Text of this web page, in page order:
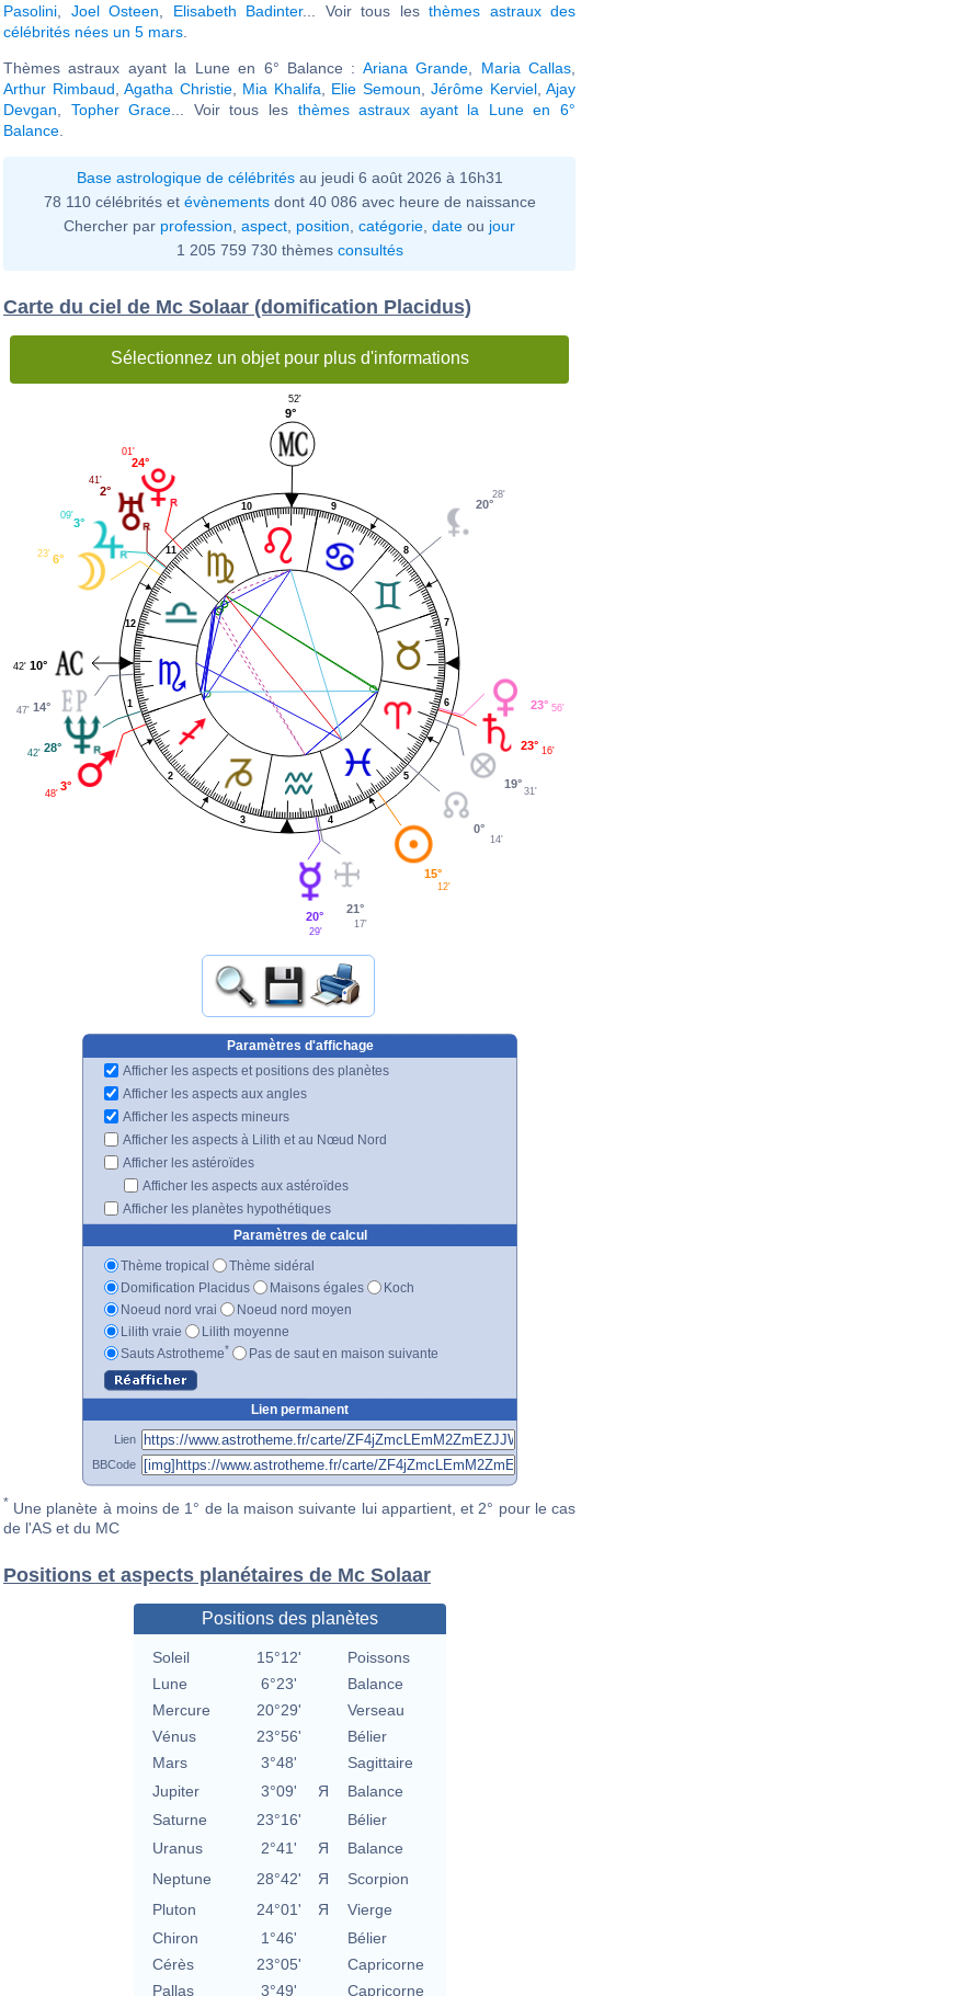
Pasolini
Joel Osteen Elisabeth Badinter... Voir tous les thèmes astraux des
célébrités nées un 5 mars
Thèmes astraux ayant la Lune en 6° Balance : Ariana Grande Maria Callas
Arthur Rimbaud Agatha Christie, Mia Khalifa Elie Semoun Jérôme Kerviel, Ajay
Devgan
Topher Grace ... Voir tous les thèmes astraux ayant la Lune en 6°
Balance
Base astrologique de célébritésau jeudi 6 août 2026 à 16h31
78 110 célébrités et évènementsdont 40 086 avec heure de naissance
Chercher par profession aspect position catégorie date ou jour
1 205 759 730 thèmes consultés
Carte du ciel de Mc Solaar (domification Placidus)
Sélectionnez un objet pour plus d'informations
1
2
3 4
5
6
7
8
9
10
11
12
20°
28'
9°
52'
24°
01'
2°
41'
3°
09'
6°
23'
10°
42'
14°
47'
28°
42'
3°
48'
20°
29'
21°
17'
15°
12'
0°
14'
19°
31'
23° 16'
23° 56'
Paramètres d'affichage
Afficher les aspects et positions des planètes
Afficher les aspects aux angles
Afficher les aspects mineurs
Afficher les aspects à Lilith et au Nœud Nord
Afficher les astéroïdes
Afficher les aspects aux astéroïdes
Afficher les planètes hypothétiques
Paramètres de calcul
Thème tropical
Thème sidéral
Domification Placidus
Maisons égales
Koch
Noeud nord vrai
Noeud nord moyen
Lilith vraie
Lilith moyenne
Sauts Astrotheme* Pas de saut en maison suivante
Lien permanent
Lien
BBCode
* Une planète à moins de 1° de la maison suivante lui appartient, et 2° pour le cas
de l'AS et du MC
Positions et aspects planétaires de Mc Solaar
Positions des planètes
Soleil 15°12'
Poissons
Lune
6°23'
Balance
Mercure
20°29'
Verseau
Vénus
23°56'
Bélier
Mars
3°48'
Sagittaire
Jupiter
3°09' Я
Balance
Saturne
23°16'
Bélier
Uranus
2°41' Я
Balance
Neptune
28°42' Я
Scorpion
Pluton
24°01' Я
Vierge
Chiron
1°46'
Bélier
Cérès
23°05'
Capricorne
Pallas
3°49' Capricorne